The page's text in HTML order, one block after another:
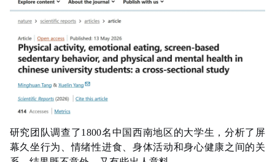
研究团队调查了1800名中国西南地区的大学生，分析了屏
幕久坐行为、情绪性进食、身体活动和身心健康之间的关